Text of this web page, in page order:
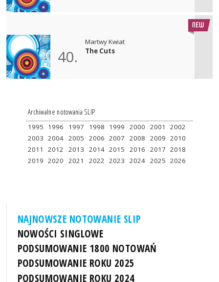
40.
Martwy Kwiat
The Cuts
Archiwalne notowania SLIP
1995 1996 1997 1998 1999 2000 2001
2002
2003 2004 2005 2006 2007 2008 2009 2010
2011
2012 2013 2014 2015 2016 2017 2018
2019 2020 2021 2022 2023 2024 2025 2026
NAJNOWSZE NOTOWANIE SLIP
NOWOŚCI SINGLOWE
PODSUMOWANIE 1800 NOTOWAŃ
PODSUMOWANIE ROKU 2025
PODSUMOWANIE ROKU 2024